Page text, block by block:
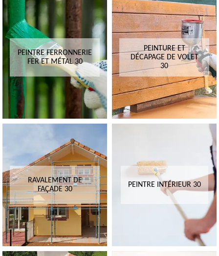
PEINTRE FERRONNERIE
FER ET MÉTAL 30
PEINTURE ET
DÉCAPAGE DE VOLET
30
RAVALEMENT DE
FAÇADE 30
PEINTRE INTÉRIEUR 30